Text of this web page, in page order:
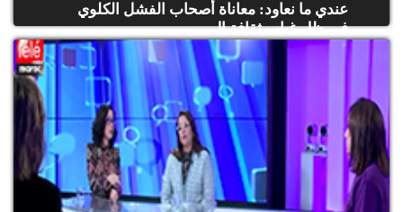
عندي ما نعاود: معاناة أصحاب الفشل الكلوي
في ظل غياب ثقافة ال...
(حلقة كاملة)